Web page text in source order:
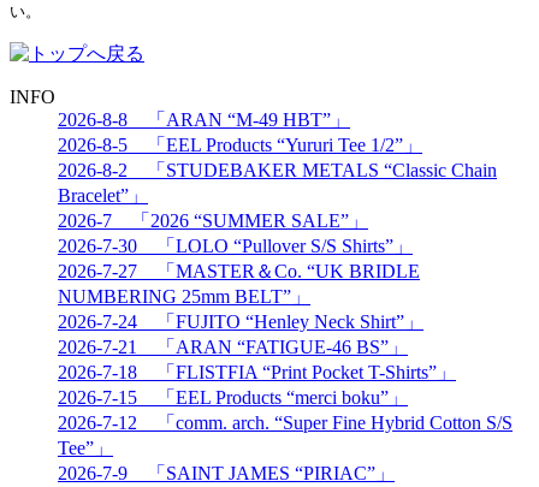
い。
INFO
2026-8-8 「ARAN “M-49 HBT”」
2026-8-5 「EEL Products “Yururi Tee 1/2”」
2026-8-2 「STUDEBAKER METALS “Classic Chain
Bracelet”」
2026-7 「2026 “SUMMER SALE”」
2026-7-30 「LOLO “Pullover S/S Shirts”」
2026-7-27 「MASTER＆Co. “UK BRIDLE
NUMBERING 25mm BELT”」
2026-7-24 「FUJITO “Henley Neck Shirt”」
2026-7-21 「ARAN “FATIGUE-46 BS”」
2026-7-18 「FLISTFIA “Print Pocket T-Shirts”」
2026-7-15 「EEL Products “merci boku”」
2026-7-12 「comm. arch. “Super Fine Hybrid Cotton S/S
Tee”」
2026-7-9 「SAINT JAMES “PIRIAC”」